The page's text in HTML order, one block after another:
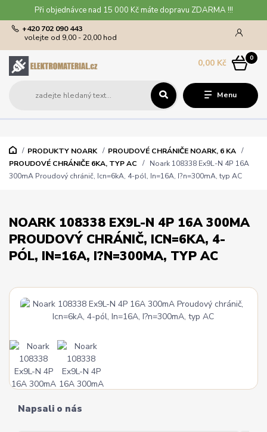
Při objednávce nad 15 000 Kč máte dopravu ZDARMA !!!
Menu
+420 702 090 443
volejte od 9,00 - 20,00 hod
0
0,00 Kč
PRODUKTY NOARK
PROUDOVÉ CHRÁNIČE NOARK, 6 KA
PROUDOVÉ CHRÁNIČE 6KA, TYP AC
Noark 108338 Ex9L-N 4P 16A
300mA Proudový chránič, Icn=6kA, 4-pól, In=16A, I?n=300mA, typ AC
NOARK 108338 EX9L-N 4P 16A 300MA
PROUDOVÝ CHRÁNIČ, ICN=6KA, 4-
PÓL, IN=16A, I?N=300MA, TYP AC
Napsali o nás